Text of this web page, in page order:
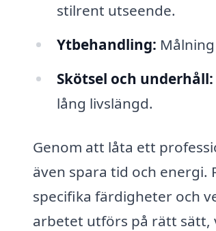
stilrent utseende.
Ytbehandling:
Skötsel och underhåll:
lång livslängd.
Genom att låta ett
även spara tid och
specifika färdigheter och
arbetet utförs på rätt sätt,